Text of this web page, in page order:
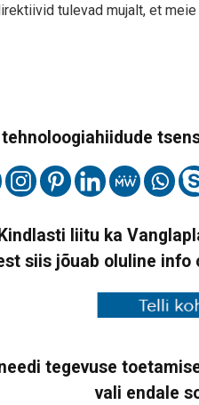
tulevad mujalt, et
Kindlasti liitu ka
siis jõuab oluline info
tegevuse
vali endale